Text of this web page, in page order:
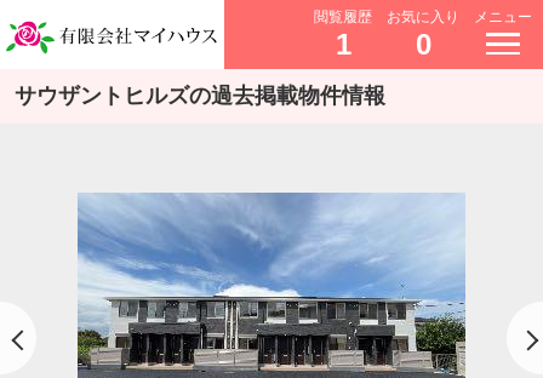
閲覧履歴
1
お気に入り
0
メニュー
サウザントヒルズの過去掲載物件情報